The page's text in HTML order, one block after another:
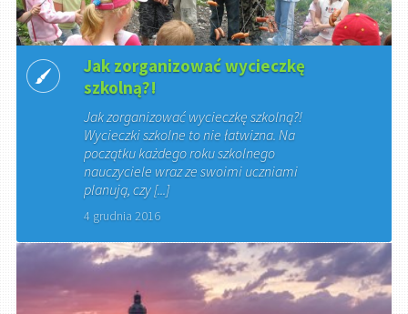
Jak zorganizować wycieczkę
szkolną?!
Jak zorganizować wycieczkę szkolną?!
Wycieczki szkolne to nie łatwizna. Na
początku każdego roku szkolnego
nauczyciele wraz ze swoimi uczniami
planują, czy [...]
4 grudnia 2016